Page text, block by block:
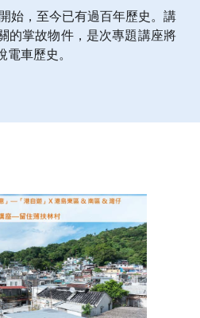
始，至今已有過百年歷史。講
的掌故物件，是次專題講座將
電車歷史。